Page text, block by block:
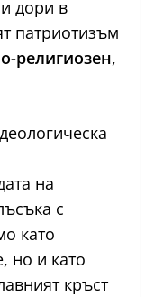
дори в
патриотизъм
религиозен,
на
с
като
но и като
кръст